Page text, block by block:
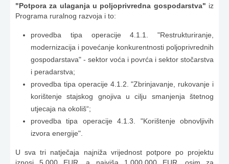
"Potpora za ulaganja u poljoprivredna gospodarstva" iz
Programa ruralnog razvoja i to:
provedba tipa operacije 4.1.1. "Restrukturiranje,
modernizacija i povećanje konkurentnosti poljoprivrednih
gospodarstava" - sektor voća i povrća i sektor stočarstva
i peradarstva;
provedba tipa operacije 4.1.2. "Zbrinjavanje, rukovanje i
korištenje stajskog gnojiva u cilju smanjenja štetnog
utjecaja na okoliš“;
provedba tipa operacije 4.1.3. "Korištenje obnovljivih
izvora energije".
U sva tri natječaja najniža vrijednost potpore po projektu